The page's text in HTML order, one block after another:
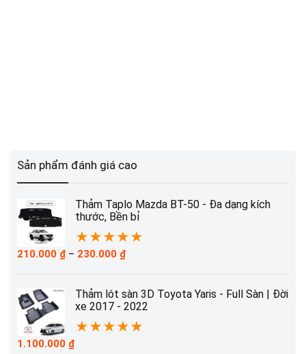
Sản phẩm đánh giá cao
Thảm Taplo Mazda BT-50 - Đa dạng kích
thước, Bền bỉ
★★★★★
210.000 ₫ – 230.000 ₫Khoảng
từ
210.000 ₫
đến
Thảm lót sàn 3D Toyota Yaris - Full Sàn | Đời
xe 2017 - 2022
★★★★★
1.100.000 ₫